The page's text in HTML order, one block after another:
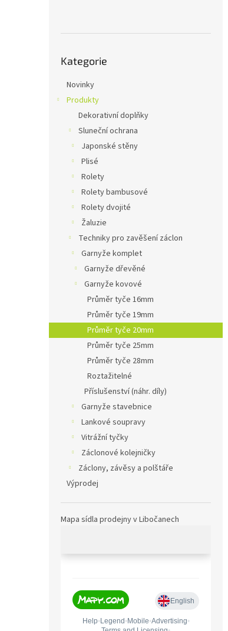
kategorie
Kategorie
Novinky
Produkty
Dekorativní doplňky
Sluneční ochrana
Japonské stěny
Plisé
Rolety
Rolety bambusové
Rolety dvojité
Žaluzie
Techniky pro zavěšení záclon
Garnyže komplet
Garnyže dřevěné
Garnyže kovové
Průměr tyče 16mm
Průměr tyče 19mm
Průměr tyče 20mm
Průměr tyče 25mm
Průměr tyče 28mm
Roztažitelné
Příslušenství (náhr. díly)
Garnyže stavebnice
Lankové soupravy
Vitrážní tyčky
Záclonové kolejničky
Záclony, závěsy a polštáře
Výprodej
Mapa sídla prodejny v Libočanech